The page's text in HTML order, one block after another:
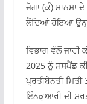
ਜੋਗਾ (ਕੰ) ਮਾਨਸਾ
ਲੈਂਦਿਆਂ ਹੋਇਆ
ਵਿਭਾਗ ਵੱਲੋਂ
2025 ਨੂੰ ਸਸਪੈਂਡ
ਪ੍ਰਤੀਬੇਨਤੀ
ਇੰਨਕੁਆਰੀ ਦੀ ਸ਼ਰਤ